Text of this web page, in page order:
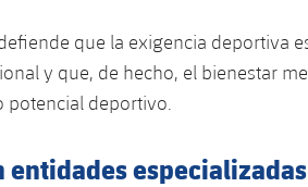
que la exigencia deportiva
y que, de hecho, el bienestar
potencial deportivo.
entidades